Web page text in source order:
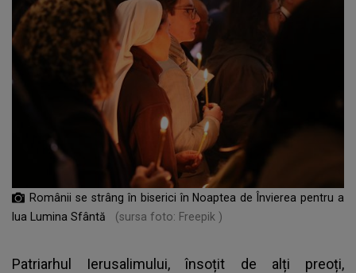
Românii se strâng în biserici în Noaptea de Învierea pentru a
lua Lumina Sfântă
(sursa foto: Freepik )
Patriarhul Ierusalimului, însoțit de alți preoți,